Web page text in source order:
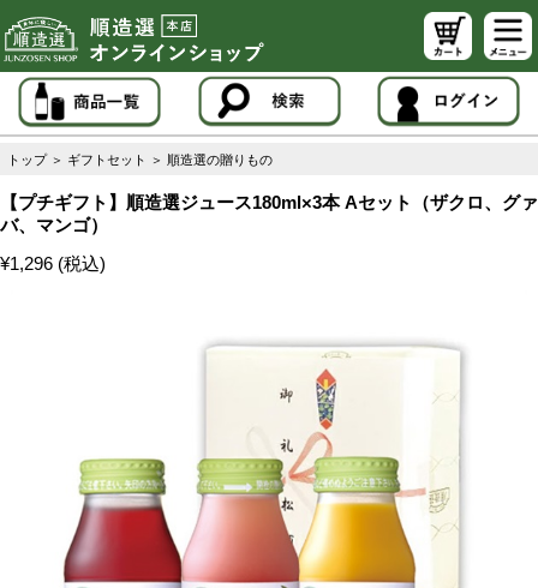
トップ ＞ ギフトセット ＞ 順造選の贈りもの
【プチギフト】順造選ジュース180ml×3本 Aセット（ザクロ、グァ
バ、マンゴ）
¥1,296 (税込)